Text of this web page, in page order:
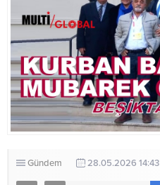
Gündem 28.05.2026 14:43